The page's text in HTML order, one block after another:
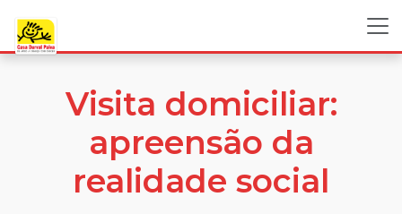
Visita domiciliar:
apreensão da
realidade social